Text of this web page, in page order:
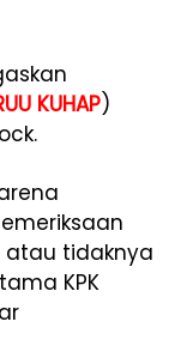
KUHAP)
atau tidaknya
KPK